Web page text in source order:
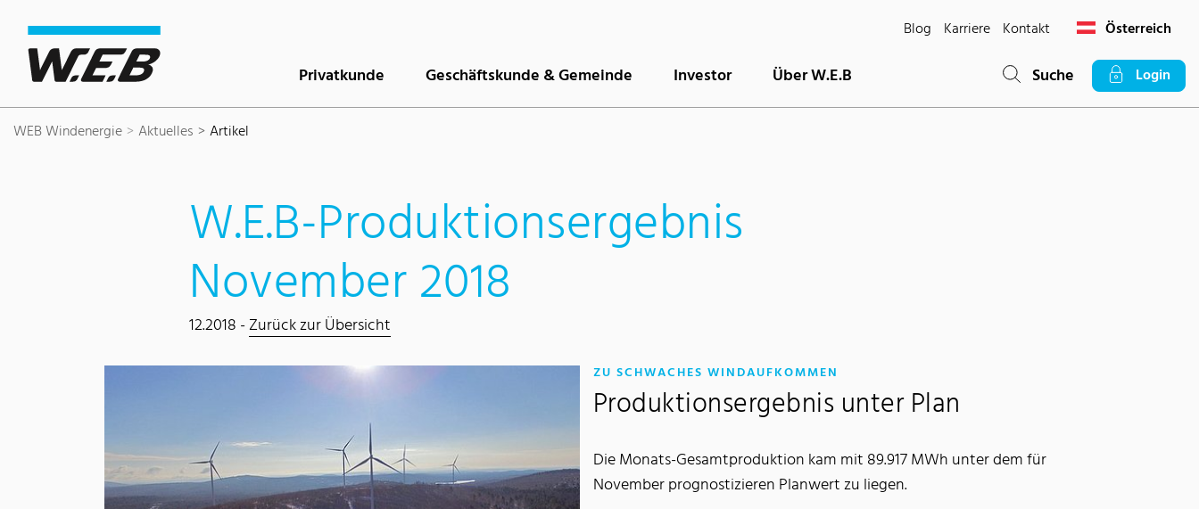
Blog Karriere Kontakt Österreich
Privatkunde Geschäftskunde & Gemeinde Investor Über W.E.B Suche Login
WEB Windenergie Aktuelles Artikel
W.E.B-Produktionsergebnis
November 2018
12.2018 -Zurück zur Übersicht
ZU SCHWACHES WINDAUFKOMMEN
Produktionsergebnis unter Plan
Die Monats-Gesamtproduktion kam mit 89.917 MWh unter dem für
November prognostizieren Planwert zu liegen.